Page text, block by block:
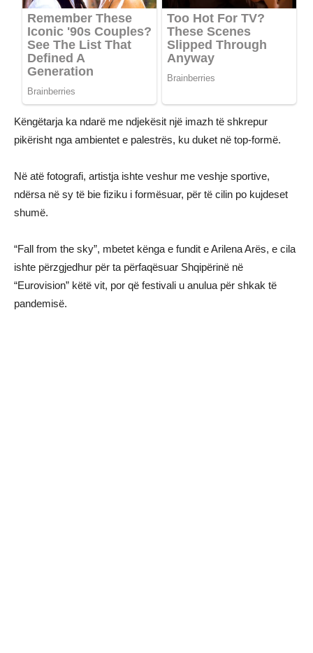
Këngëtarja ka ndarë me ndjekësit një imazh të shkrepur
pikërisht nga ambientet e palestrës, ku duket në top-formë.
Në atë fotografi, artistja ishte veshur me veshje sportive,
ndërsa në sy të bie fiziku i formësuar, për të cilin po kujdeset
shumë.
“Fall from the sky”, mbetet kënga e fundit e Arilena Arës, e cila
ishte përzgjedhur për ta përfaqësuar Shqipërinë në
“Eurovision” këtë vit, por që festivali u anulua për shkak të
pandemisë.